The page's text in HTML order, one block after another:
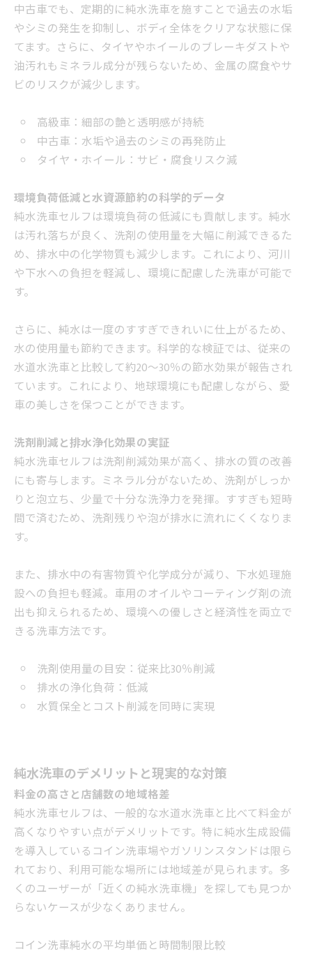
中古車でも、定期的に純水洗車を施すことで過去の水垢
やシミの発生を抑制し、ボディ全体をクリアな状態に保
てます。さらに、タイヤやホイールのブレーキダストや
油汚れもミネラル成分が残らないため、金属の腐食やサ
ビのリスクが減少します。
高級車：細部の艶と透明感が持続
中古車：水垢や過去のシミの再発防止
タイヤ・ホイール：サビ・腐食リスク減
環境負荷低減と水資源節約の科学的データ
純水洗車セルフは環境負荷の低減にも貢献します。純水
は汚れ落ちが良く、洗剤の使用量を大幅に削減できるた
め、排水中の化学物質も減少します。これにより、河川
や下水への負担を軽減し、環境に配慮した洗車が可能で
す。
さらに、純水は一度のすすぎできれいに仕上がるため、
水の使用量も節約できます。科学的な検証では、従来の
水道水洗車と比較して約20～30％の節水効果が報告され
ています。これにより、地球環境にも配慮しながら、愛
車の美しさを保つことができます。
洗剤削減と排水浄化効果の実証
純水洗車セルフは洗剤削減効果が高く、排水の質の改善
にも寄与します。ミネラル分がないため、洗剤がしっか
りと泡立ち、少量で十分な洗浄力を発揮。すすぎも短時
間で済むため、洗剤残りや泡が排水に流れにくくなりま
す。
また、排水中の有害物質や化学成分が減り、下水処理施
設への負担も軽減。車用のオイルやコーティング剤の流
出も抑えられるため、環境への優しさと経済性を両立で
きる洗車方法です。
洗剤使用量の目安：従来比30％削減
排水の浄化負荷：低減
水質保全とコスト削減を同時に実現
純水洗車のデメリットと現実的な対策
料金の高さと店舗数の地域格差
純水洗車セルフは、一般的な水道水洗車と比べて料金が
高くなりやすい点がデメリットです。特に純水生成設備
を導入しているコイン洗車場やガソリンスタンドは限ら
れており、利用可能な場所には地域差が見られます。多
くのユーザーが「近くの純水洗車機」を探しても見つか
らないケースが少なくありません。
コイン洗車純水の平均単価と時間制限比較